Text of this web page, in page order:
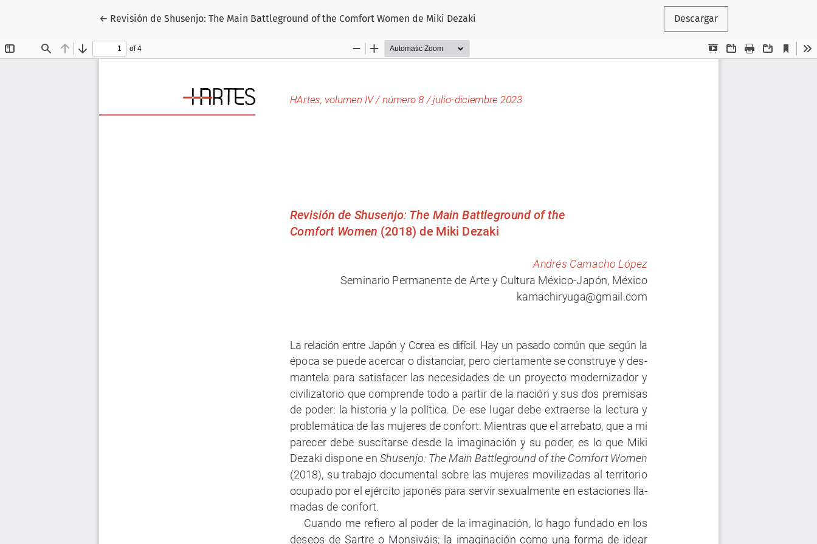
← Volver a los detalles del artículo
Revisión de Shusenjo: The Main Battleground of the Comfort Women de Miki Dezaki Descargar